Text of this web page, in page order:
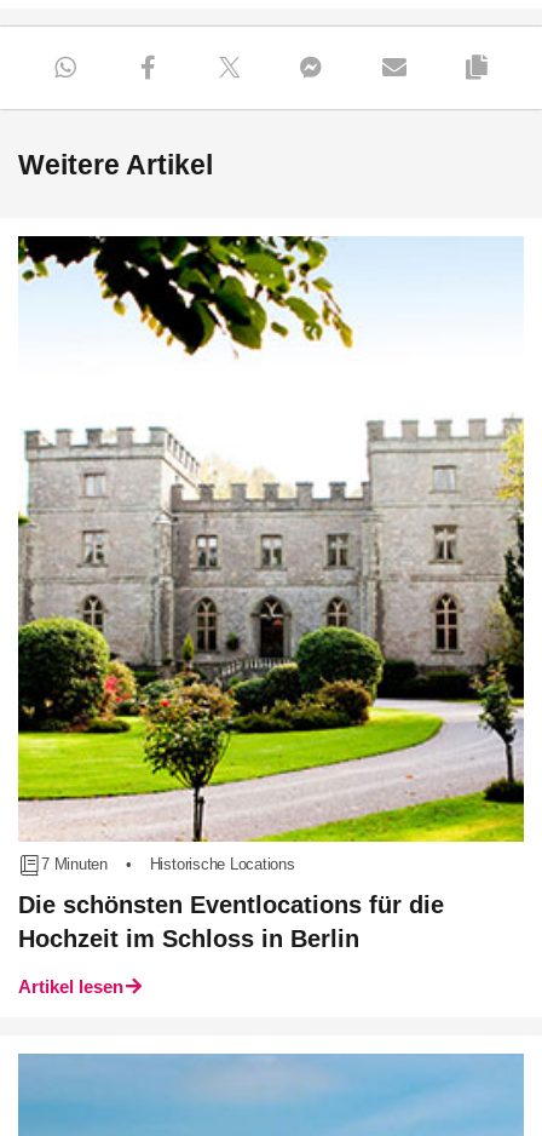
Weitere Artikel
7 Minuten • Historische Locations
Die schönsten Eventlocations für die
Hochzeit im Schloss in Berlin
Artikel lesen